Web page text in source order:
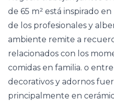
de 65 m² está inspirado
de los profesionales y
ambiente remite a
relacionados con los
comidas en familia. o
decorativos y adornos
principalmente en